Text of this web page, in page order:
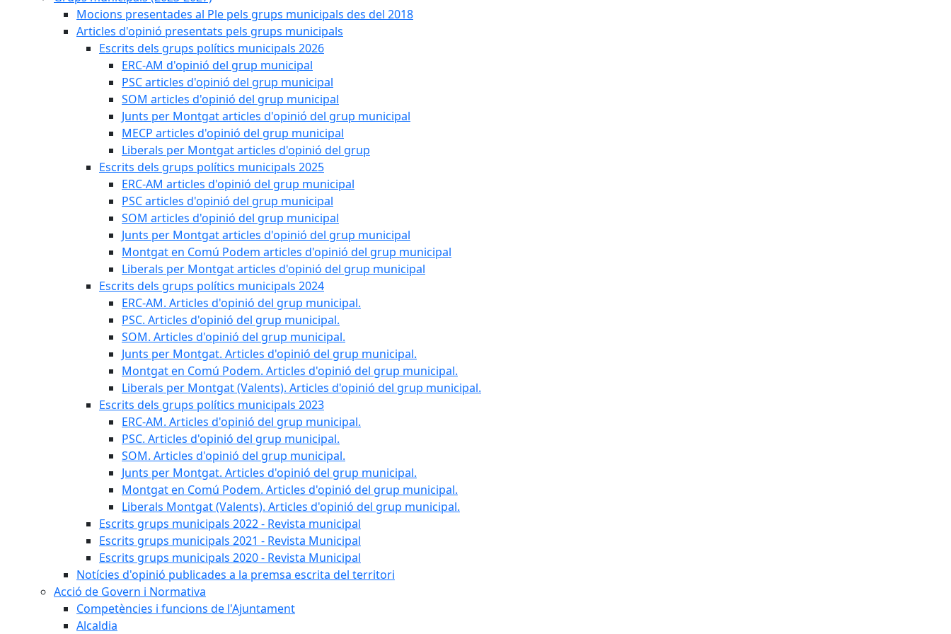
Mocions presentades al Ple pels grups municipals des del 2018
Articles d'opinió presentats pels grups municipals
Escrits dels grups polítics municipals 2026
ERC-AM d'opinió del grup municipal
PSC articles d'opinió del grup municipal
SOM articles d'opinió del grup municipal
Junts per Montgat articles d'opinió del grup municipal
MECP articles d'opinió del grup municipal
Liberals per Montgat articles d'opinió del grup
Escrits dels grups polítics municipals 2025
ERC-AM articles d'opinió del grup municipal
PSC articles d'opinió del grup municipal
SOM articles d'opinió del grup municipal
Junts per Montgat articles d'opinió del grup municipal
Montgat en Comú Podem articles d'opinió del grup municipal
Liberals per Montgat articles d'opinió del grup municipal
Escrits dels grups polítics municipals 2024
ERC-AM. Articles d'opinió del grup municipal.
PSC. Articles d'opinió del grup municipal.
SOM. Articles d'opinió del grup municipal.
Junts per Montgat. Articles d'opinió del grup municipal.
Montgat en Comú Podem. Articles d'opinió del grup municipal.
Liberals per Montgat (Valents). Articles d'opinió del grup municipal.
Escrits dels grups polítics municipals 2023
ERC-AM. Articles d'opinió del grup municipal.
PSC. Articles d'opinió del grup municipal.
SOM. Articles d'opinió del grup municipal.
Junts per Montgat. Articles d'opinió del grup municipal.
Montgat en Comú Podem. Articles d'opinió del grup municipal.
Liberals Montgat (Valents). Articles d'opinió del grup municipal.
Escrits grups municipals 2022 - Revista municipal
Escrits grups municipals 2021 - Revista Municipal
Escrits grups municipals 2020 - Revista Municipal
Notícies d'opinió publicades a la premsa escrita del territori
Acció de Govern i Normativa
Competències i funcions de l'Ajuntament
Alcaldia